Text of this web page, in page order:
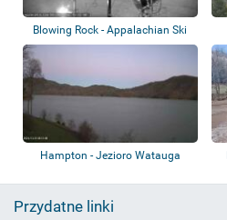
Blowing Rock - Appalachian Ski
Mountain
Hampton - Jezioro Watauga
Przydatne linki